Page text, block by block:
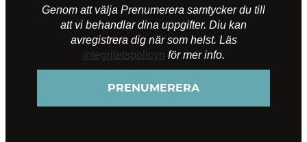
Genom att välja Prenumerera samtycker du till
att vi behandlar dina uppgifter. Diu kan
avregistrera dig när som helst. Läs
integritetspolicyn för mer info.